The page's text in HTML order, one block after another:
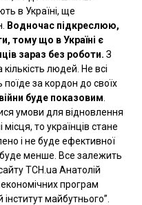
в Україні, ще
Водночас підкреслюю,
тому що в Україні є
зараз без роботи. З
людей. Не всі
за кордон до своїх
буде показовим
умови для відновлення
то українців стане
і не буде ефективної
буде менше. Все залежить
ТСН.ua Анатолій
програм
майбутнього”.